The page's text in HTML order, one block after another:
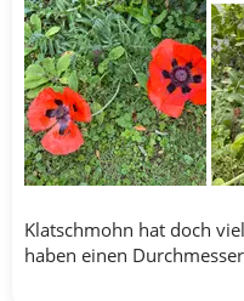
Klatschmohn hat doch
haben einen